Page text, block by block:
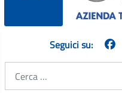
Seguici su: